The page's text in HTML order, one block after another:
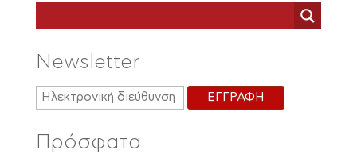
Newsletter
Πρόσφατα